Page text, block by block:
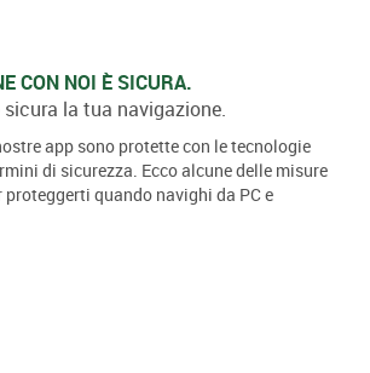
CON NOI È SICURA.
sicura la tua navigazione.
app sono protette con le tecnologie
di sicurezza. Ecco alcune delle misure
quando navighi da PC e